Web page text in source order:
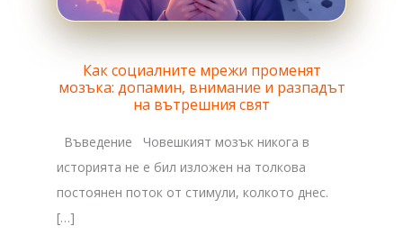
Как социалните мрежи променят
мозъка: допамин, внимание и разпадът
на вътрешния свят
Въведение Човешкият мозък никога в
историята не е бил изложен на толкова
постоянен поток от стимули, колкото днес.
[…]